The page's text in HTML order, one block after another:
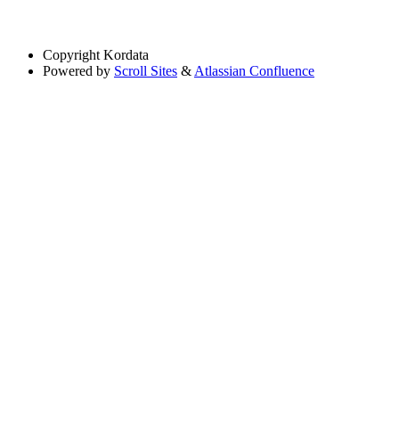
Copyright Kordata
Powered by Scroll Sites &Atlassian Confluence